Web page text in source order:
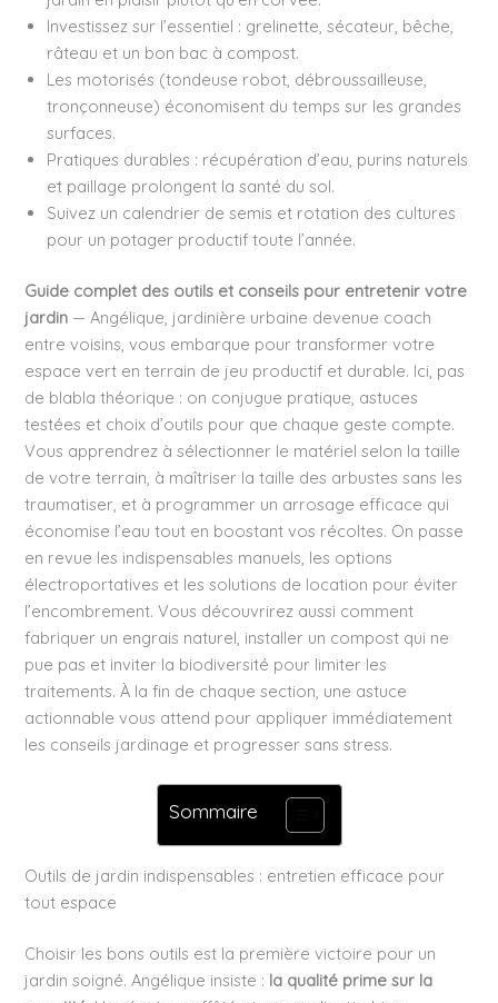
Investissez sur l’essentiel : grelinette, sécateur, bêche,
râteau et un bon bac à compost.
Les motorisés (tondeuse robot, débroussailleuse,
tronçonneuse) économisent du temps sur les grandes
surfaces.
Pratiques durables : récupération d’eau, purins naturels
et paillage prolongent la santé du sol.
Suivez un calendrier de semis et rotation des cultures
pour un potager productif toute l’année.
Guide complet des outils et conseils pour entretenir votre
jardin — Angélique, jardinière urbaine devenue coach
entre voisins, vous embarque pour transformer votre
espace vert en terrain de jeu productif et durable. Ici, pas
de blabla théorique : on conjugue pratique, astuces
testées et choix d’outils pour que chaque geste compte.
Vous apprendrez à sélectionner le matériel selon la taille
de votre terrain, à maîtriser la taille des arbustes sans les
traumatiser, et à programmer un arrosage efficace qui
économise l’eau tout en boostant vos récoltes. On passe
en revue les indispensables manuels, les options
électroportatives et les solutions de location pour éviter
l’encombrement. Vous découvrirez aussi comment
fabriquer un engrais naturel, installer un compost qui ne
pue pas et inviter la biodiversité pour limiter les
traitements. À la fin de chaque section, une astuce
actionnable vous attend pour appliquer immédiatement
les conseils jardinage et progresser sans stress.
Sommaire
Outils de jardin indispensables : entretien efficace pour
tout espace
Choisir les bons outils est la première victoire pour un
jardin soigné. Angélique insiste : la qualité prime sur la